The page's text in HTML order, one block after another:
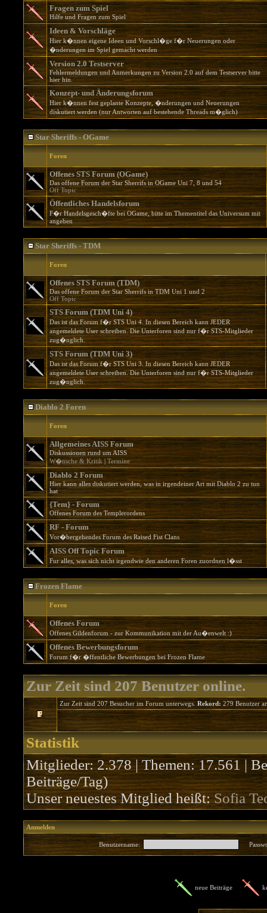
Fragen zum Spiel
Hilfe und Fragen zum Spiel
Ideen & Vorschläge
Hier k�nnen eigene Ideen und Vorschl�ge f�r Neuerungen oder
�nderungen im Spiel gemacht werden
Version 2.0 Testserver
Fehlermeldungen und Anmerkungen zu Version 2.0 auf dem Testserver bitte
hier hin.
Konzept- und Änderungsforum
Hier k�nnen fest geplante Konzepte, �nderungen und Neuerungen
diskutiert werden (nur Antworten auf bestehende Threads m�glich)
Star Sheriffs - OGame
Foren
Offenes STS Forum (OGame)
Das offene Forum der Star Sherrifs in OGame Uni 7, 8 und 54
Off Topic
Öffentliches Handelsforum
F�r Handelsgesch�fte bei OGame, bitte im Thementitel das Universum mit
angeben
Star Sheriffs - TDM
Foren
Offenes STS Forum (TDM)
Das offene Forum der Star Sherrifs in TDM Uni 1 und 2
Off Topic
STS Forum (TDM Uni 4)
Das ist das Forum f�r STS Uni 4. In diesen Bereich kann JEDER
angemeldete User schreiben. Die Unterforen sind nur f�r STS-Mitglieder
zug�nglich.
STS Forum (TDM Uni 3)
Das ist das Forum f�r STS Uni 3. In diesen Bereich kann JEDER
angemeldete User schreiben. Die Unterforen sind nur f�r STS-Mitglieder
zug�nglich.
Diablo 2 Foren
Foren
Allgemeines AISS Forum
Diskussionen rund um AISS
W�nsche & Kritik|Termine
Diablo 2 Forum
Hier kann alles diskutiert werden, was in irgendeiner Art mit Diablo 2 zu tun
hat
{Tem} - Forum
Offenes Forum des Templerordens
RF - Forum
Vor�bergehendes Forum des Raised Fist Clans
AISS Off Topic Forum
Fur alles, was sich nicht irgendwie den anderen Foren zuordnen l�sst
Frozen Flame
Foren
Offenes Forum
Offenes Gildenforum - zur Kommunikation mit der Au�enwelt :)
Offenes Bewerbungsforum
Forum f�r �ffentliche Bewerbungen bei Frozen Flame
Zur Zeit sind 207 Benutzer online.
Zur Zeit sind 207 Besucher im Forum unterwegs.Rekord:279 Benutzer
Statistik
Mitglieder: 2.378 | Themen: 17.561 |
Beiträge/Tag)
Unser neuestes Mitglied heißt:Sofia
Anmelden
Benutzername:
neue Beiträge